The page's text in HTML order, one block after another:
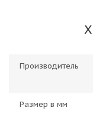
Производитель
Размер в мм